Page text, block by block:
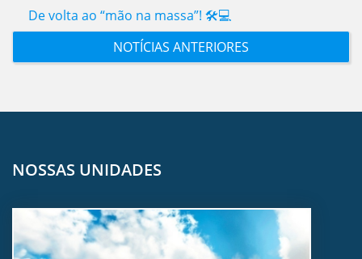
De volta ao “mão na massa”! 🛠️💻
NOTÍCIAS ANTERIORES
NOSSAS UNIDADES